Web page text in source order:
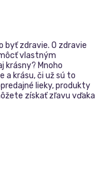
byť zdravie. O zdravie
vlastným
krásny? Mnoho
a krásu, či už sú to
lieky, produkty
získať zľavu vďaka